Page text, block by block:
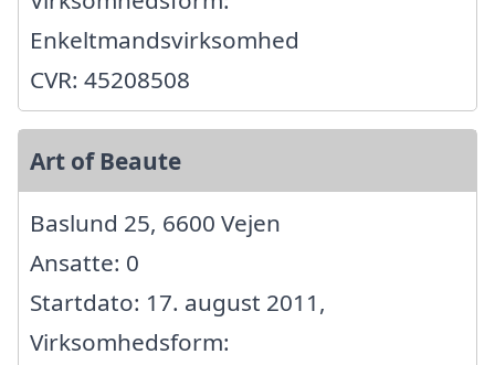
Enkeltmandsvirksomhed
CVR: 45208508
Art of Beaute
Baslund 25, 6600 Vejen
Ansatte: 0
Startdato: 17. august 2011,
Virksomhedsform: